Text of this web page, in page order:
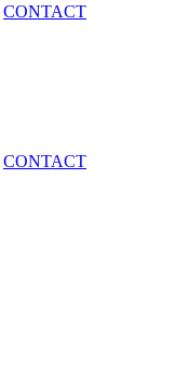
CONTACT
CONTACT